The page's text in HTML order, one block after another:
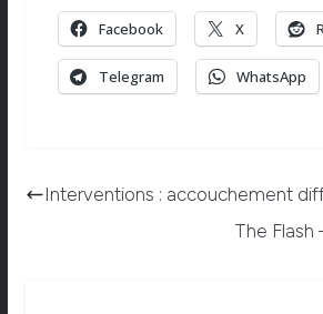
Facebook X
Telegram WhatsApp
Interventions : accouchement
The Flash